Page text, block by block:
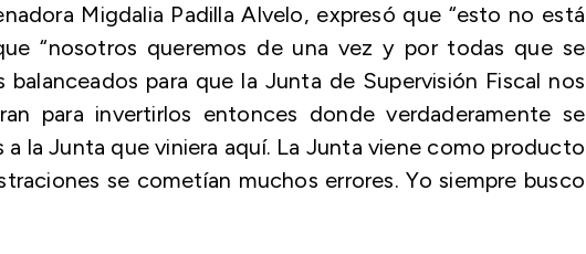
Migdalia Padilla Alvelo, expresó que “esto no está
“nosotros queremos de una vez y por todas que se
para que la Junta de Supervisión Fiscal nos
para invertirlos entonces donde verdaderamente se
la Junta que viniera aquí. La Junta viene como producto
se cometían muchos errores. Yo siempre busco